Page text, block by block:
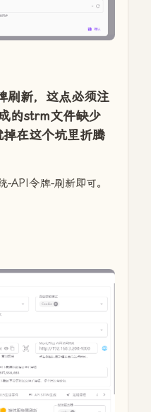
刷新，这点必须注
的strm文件缺少
在这个坑里折腾
API令牌-刷新即可。